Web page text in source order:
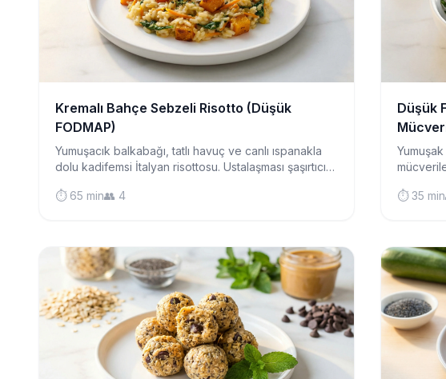
Kremalı Bahçe Sebzeli Risotto (Düşük
FODMAP)
Yumuşacık balkabağı, tatlı havuç ve canlı ıspanakla
dolu kadifemsi İtalyan risottosu. Ustalaşması şaşırtıcı
yemeği.
⏱️ 65 min👥 4
Düşük
⏱️ 35 min